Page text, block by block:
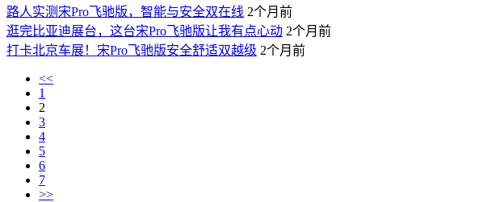
路人实测宋Pro飞驰版，智能与安全双在线 2个月前
逛完比亚迪展台，这台宋Pro飞驰版让我有点心动 2个月前
打卡北京车展！宋Pro飞驰版安全舒适双越级 2个月前
<<
1
2
3
4
5
6
7
>>